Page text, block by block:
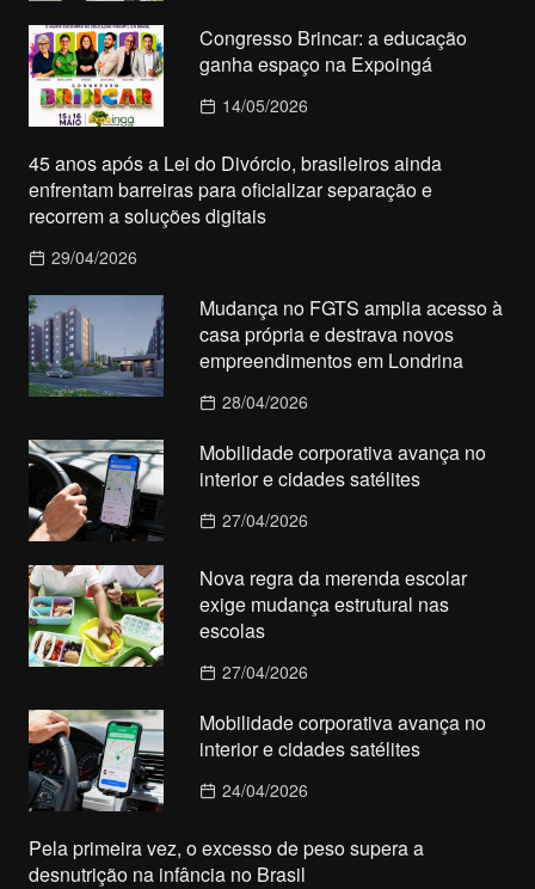
Congresso Brincar: a educação
ganha espaço na Expoingá
14/05/2026
45 anos após a Lei do Divórcio, brasileiros ainda
enfrentam barreiras para oficializar separação e
recorrem a soluções digitais
29/04/2026
Mudança no FGTS amplia acesso à
casa própria e destrava novos
empreendimentos em Londrina
28/04/2026
Mobilidade corporativa avança no
interior e cidades satélites
27/04/2026
Nova regra da merenda escolar
exige mudança estrutural nas
escolas
27/04/2026
Mobilidade corporativa avança no
interior e cidades satélites
24/04/2026
Pela primeira vez, o excesso de peso supera a
desnutrição na infância no Brasil